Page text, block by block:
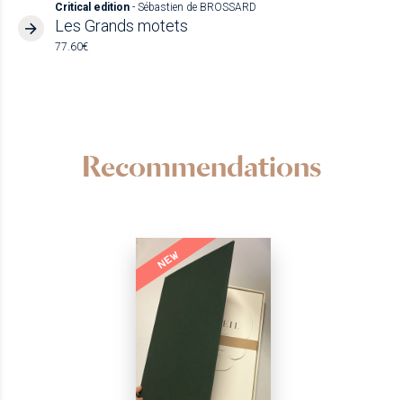
Critical edition - Sébastien de BROSSARD
Les Grands motets
77.60€
Recommendations
NEW